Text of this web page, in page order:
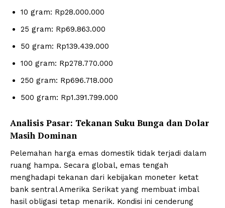
10 gram: Rp28.000.000
25 gram: Rp69.863.000
50 gram: Rp139.439.000
100 gram: Rp278.770.000
250 gram: Rp696.718.000
500 gram: Rp1.391.799.000
Analisis Pasar: Tekanan Suku Bunga dan Dolar
Masih Dominan
Pelemahan harga emas domestik tidak terjadi dalam
ruang hampa. Secara global, emas tengah
menghadapi tekanan dari kebijakan moneter ketat
bank sentral Amerika Serikat yang membuat imbal
hasil obligasi tetap menarik. Kondisi ini cenderung